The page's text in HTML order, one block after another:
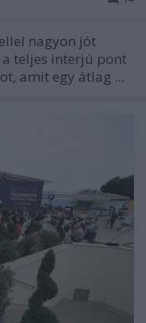
nagyon jót
teljes interjú pont
amit egy átlag ...